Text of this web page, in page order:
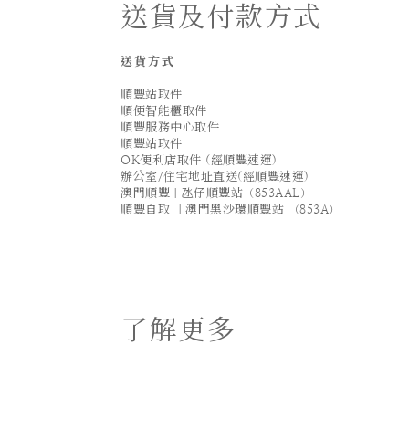
送貨及付款方式
送貨方式
順豐站取件
順便智能櫃取件
順豐服務中心取件
順豐站取件
OK便利店取件 (經順豐速運)
辦公室/住宅地址直送(經順豐速運)
澳門順豐｜氹仔順豐站（853AAL）
順豐自取 ｜澳門黑沙環順豐站 （853A）
了解更多